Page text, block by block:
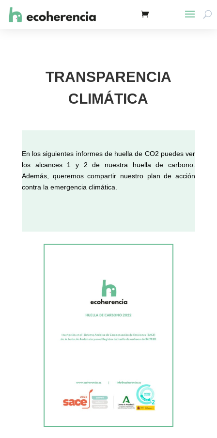
TRANSPARENCIA
CLIMÁTICA
En los siguientes informes de huella de CO2 puedes ver
los alcances 1 y 2 de nuestra huella de carbono.
Además, queremos compartir nuestro plan de acción
contra la emergencia climática.